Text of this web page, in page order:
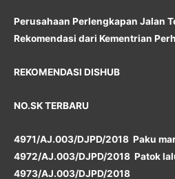
Perusahaan Perlengkapan Jalan
Rekomendasi dari Kementrian
REKOMENDASI DISHUB
NO.SK TERBARU
4971/AJ.003/DJPD/2018 Paku
4972/AJ.003/DJPD/2018 Patok
4973/AJ.003/DJPD/2018